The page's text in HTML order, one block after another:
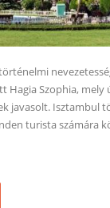
Hagia Szophia, mely
javasolt. Isztambul
turista számára